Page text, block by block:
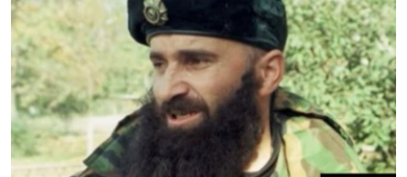
СИБИРЬ.РЕАЛИИ
РАСПИСАНИЕ ВЕЩАНИЯ
ПОДПИШИТЕСЬ НА РАССЫЛКУ
СОЦИАЛЬНЫЕ СЕТИ